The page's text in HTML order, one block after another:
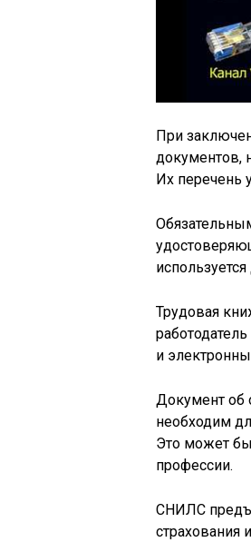
При
документов,
Их перечень
Трудовая
и
Документ об
необходим
Это может
профессии.
СНИЛС
страхования